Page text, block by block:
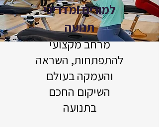
למורים ומדריכי
תנועה
מרחב מקצועי
להתפתחות, השראה
והעמקה בעולם
השיקום החכם
בתנועה